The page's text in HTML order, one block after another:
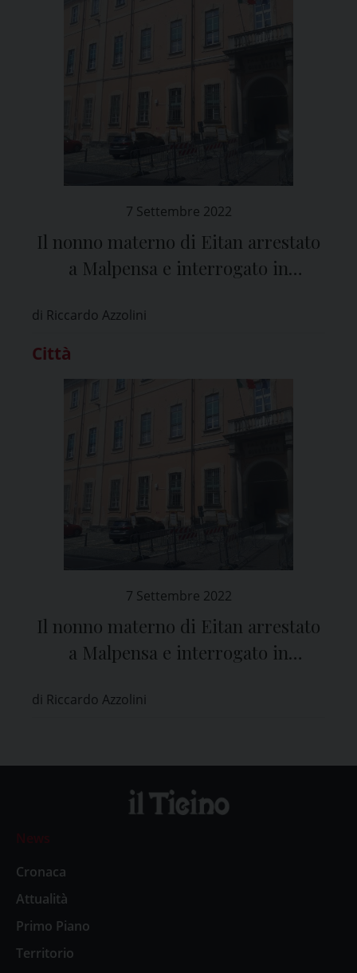
7 Settembre 2022
Il nonno materno di Eitan arrestato
a Malpensa e interrogato in
di Riccardo Azzolini
Città
7 Settembre 2022
Il nonno materno di Eitan arrestato
a Malpensa e interrogato in
di Riccardo Azzolini
News
Cronaca
Attualità
Primo Piano
Territorio